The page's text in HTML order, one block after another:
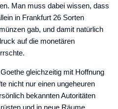
Man muss dabei wissen, dass
in Frankfurt 26 Sorten
gab, und damit natürlich
auf die monetären
gleichzeitig mit Hoffnung
nicht nur einen ungeheuren
bekannten Autoritäten